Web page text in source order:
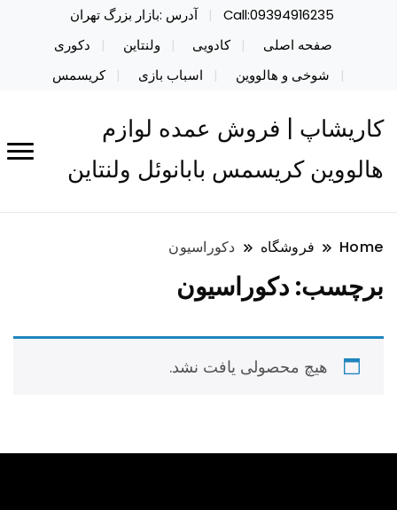
Call:09394916235
آدرس :بازار بزرگ تهران
صفحه اصلی
کادویی ولنتاین
دکوری
شوخی و هالووین
اسباب بازی کریسمس
کاریشاپ | فروش عمده لوازم
هالووین کریسمس بابانوئل ولنتاین
Home فروشگاه دکوراسیون
برچسب: دکوراسیون
هیچ محصولی یافت نشد.